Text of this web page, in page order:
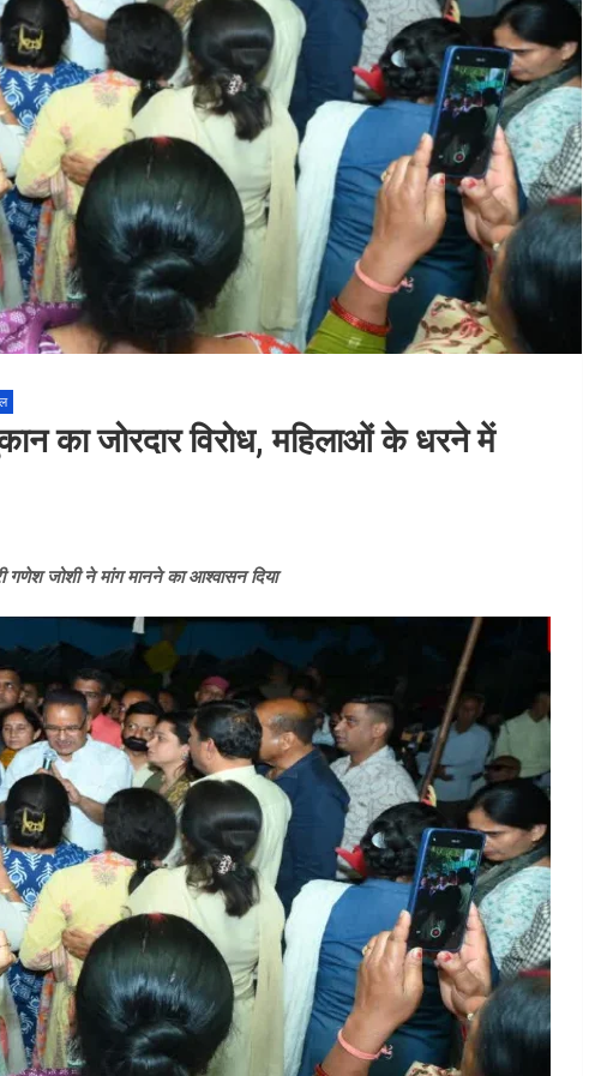
का जोरदार विरोध, महिलाओं के धरने में
गणेश जोशी ने मांग मानने का आश्वासन दिया